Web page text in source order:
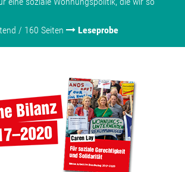
/ 160 Seiten
Leseprobe